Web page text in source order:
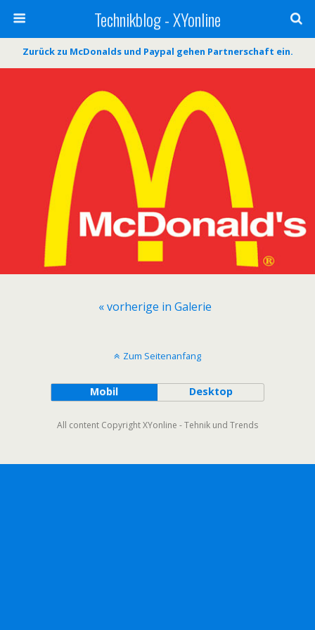
Technikblog - XYonline
Zurück zu McDonalds und Paypal gehen Partnerschaft ein.
« vorherige in Galerie
Zum Seitenanfang
Mobil Desktop
All content Copyright XYonline - Tehnik und Trends